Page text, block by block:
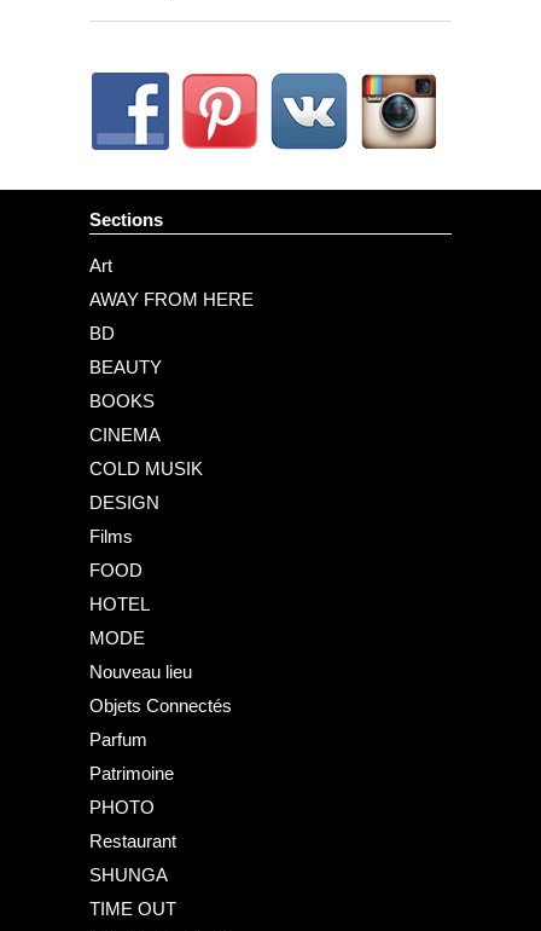
Sections
Art
AWAY FROM HERE
BD
BEAUTY
BOOKS
CINEMA
COLD MUSIK
DESIGN
Films
FOOD
HOTEL
MODE
Nouveau lieu
Objets Connectés
Parfum
Patrimoine
PHOTO
Restaurant
SHUNGA
TIME OUT